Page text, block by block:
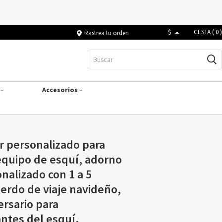
Rastrea tu orden $ CESTA (0)
Accesorios
personalizado para
de esquí, adorno
con 1 a 5
de viaje navideño,
para
del esquí.